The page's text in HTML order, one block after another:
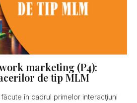
marketing (P4):
de tip MLM
în cadrul primelor interacţiuni